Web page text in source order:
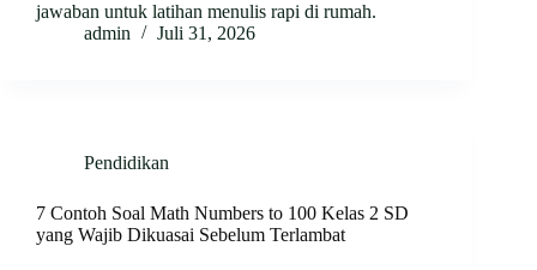
jawaban untuk latihan menulis rapi di rumah.
admin
Juli 31, 2026
Pendidikan
7 Contoh Soal Math Numbers to 100 Kelas 2 SD
yang Wajib Dikuasai Sebelum Terlambat